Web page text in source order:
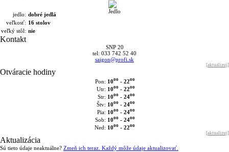
jedlo: dobré jedlá
veľkosť: 16 stolov
veľký stôl: nie
Kontakt
SNP 20
tel: 033 742 52 40
saigon@profi.sk
[aktualizuj]
Otváracie hodiny
Pon: 10oo- 22oo
Utr: 10oo- 22oo
Str: 10oo- 24oo
Štv: 10oo- 24oo
Pia: 10oo- 24oo
Sob: 10oo- 24oo
Ned: 10oo- 22oo
[aktualizuj]
Aktualizácia
Sú tieto údaje neaktuálne? Zmeň ich teraz. Každý môže údaje aktualizovať.